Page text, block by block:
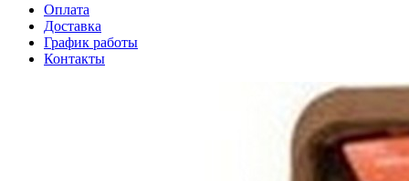
Оплата
Доставка
График работы
Контакты